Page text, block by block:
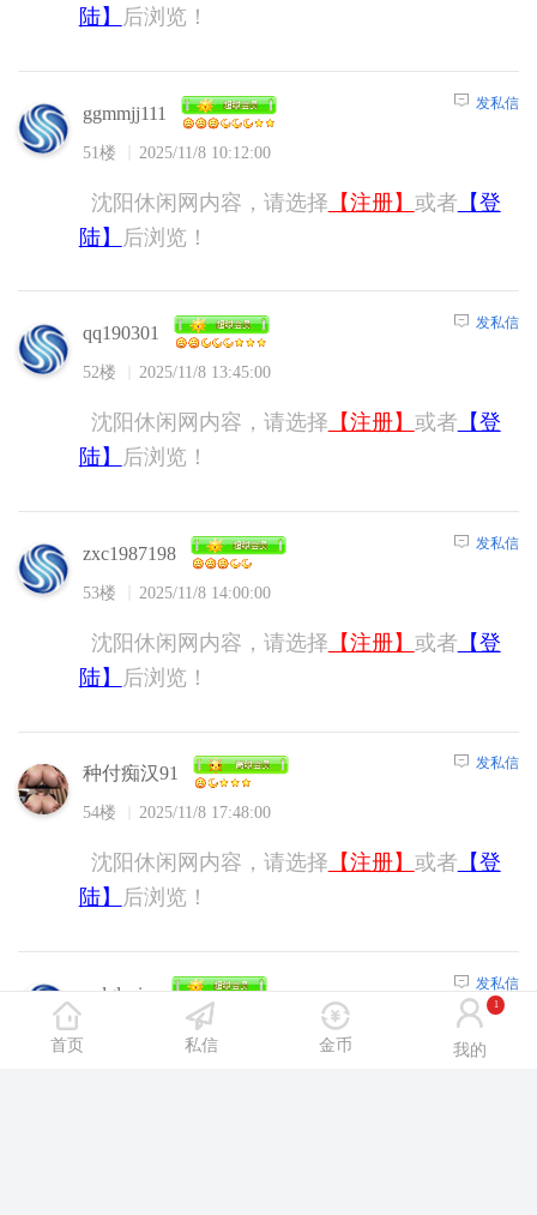
陆】
后浏览！
ggmmjj111
51楼 2025/11/8 10:12:00
发私信
沈阳休闲网内容，请选择 【注册】 或者 【登
陆】
后浏览！
qq190301
52楼 2025/11/8 13:45:00
发私信
沈阳休闲网内容，请选择 【注册】 或者 【登
陆】
后浏览！
zxc1987198
53楼 2025/11/8 14:00:00
发私信
沈阳休闲网内容，请选择 【注册】 或者 【登
陆】
后浏览！
种付痴汉91
54楼 2025/11/8 17:48:00
发私信
沈阳休闲网内容，请选择 【注册】 或者 【登
陆】
后浏览！
redglacier
2025/11/9 6:40:00
发私信
首页 私信 金币 我的
1